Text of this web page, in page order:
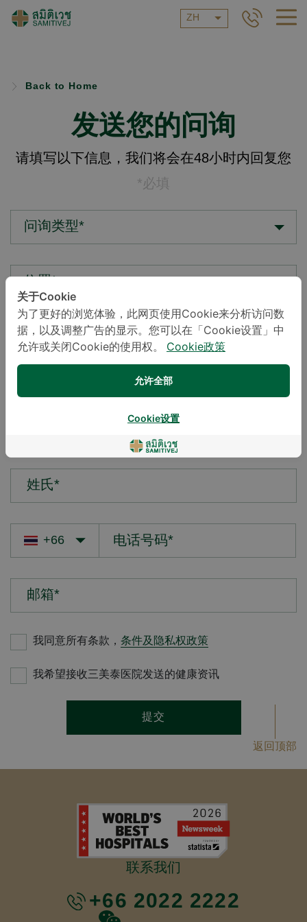
ZH
Back to Home
发送您的问询
请填写以下信息，我们将会在48小时内回复您
*必填
问询类型*
您的疑问*
姓氏*
邮箱*
我同意所有条款， 条件及隐私权政策
我希望接收三美泰医院发送的健康资讯
提交
返回顶部
联系我们
+66 2022 2222
关于Cookie
为了更好的浏览体验，此网页使用Cookie来分析访问数
据，以及调整广告的显示。您可以在「Cookie设置」中
允许或关闭Cookie的使用权。
Cookie政策
允许全部
Cookie设置